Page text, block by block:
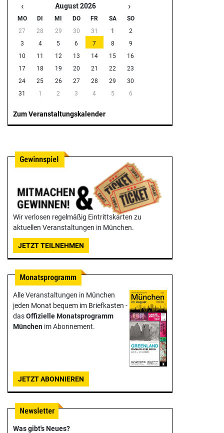
‹ August 2026 ›
MO DI MI DO FR SA
SO
27
28 29 30 31 1
2
3
4 5 6 7 8
9
10
11 12 13 14 15
16
17
18 19 20 21 22
23
24
25 26 27 28 29
30
31
1 2 3 4 5 6
Zum Veranstaltungskalender
Wir verlosen regelmäßig Eintrittskarten zu
aktuellen Veranstaltungen in München.
JETZT TEILNEHMEN
Alle Veranstaltungen in München
jeden Monat bequem im Briefkasten -
dasOffizielle Monats­programm
München im Abonnement.
JETZT ABONNIEREN
Was gibt's Neues?